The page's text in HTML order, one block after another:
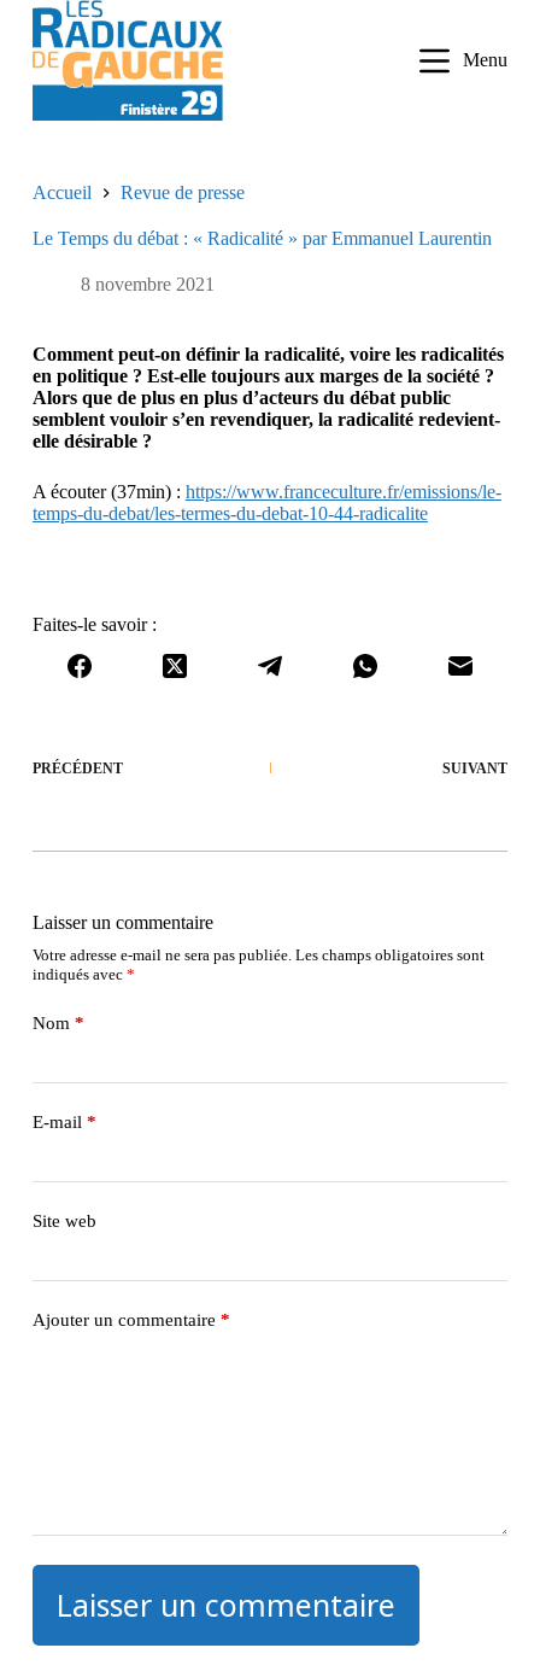
n
Menu
Accueil Revue de presse
Le Temps du débat : « Radicalité » par Emmanuel Laurentin
8 novembre 2021
Comment peut-on définir la radicalité, voire les radicalités
en politique ? Est-elle toujours aux marges de la société ?
Alors que de plus en plus d’acteurs du débat public
semblent vouloir s’en revendiquer, la radicalité redevient-
elle désirable ?
A écouter (37min) : https://www.franceculture.fr/emissions/le-
temps-du-debat/les-termes-du-debat-10-44-radicalite
Faites-le savoir :
PRÉCÉDENT SUIVANT
Laisser un commentaire
Votre adresse e-mail ne sera pas publiée. Les champs obligatoires sont
indiqués avec *
Nom*
E-mail*
Site web
Ajouter un commentaire *
Laisser un commentaire